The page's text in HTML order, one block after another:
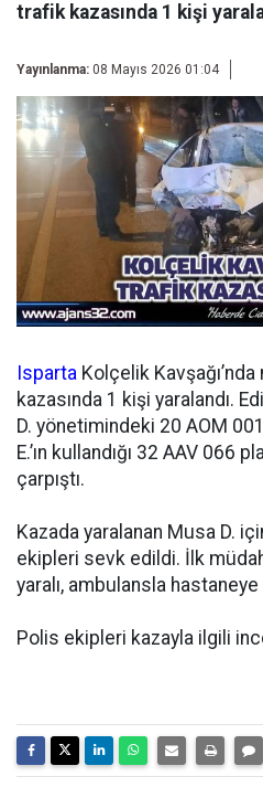
trafik kazasında 1 kişi
Yayınlanma: 08 Mayıs 2026 01:04
Isparta Kolçelik
kazasında 1 kişi yaralandı.
D. yönetimindeki 20 AOM
E.’ın kullandığı 32 AAV 066
çarpıştı.
Kazada yaralanan Musa D.
ekipleri sevk edildi. İlk
yaralı, ambulansla hastaneye
Polis ekipleri kazayla ilgili